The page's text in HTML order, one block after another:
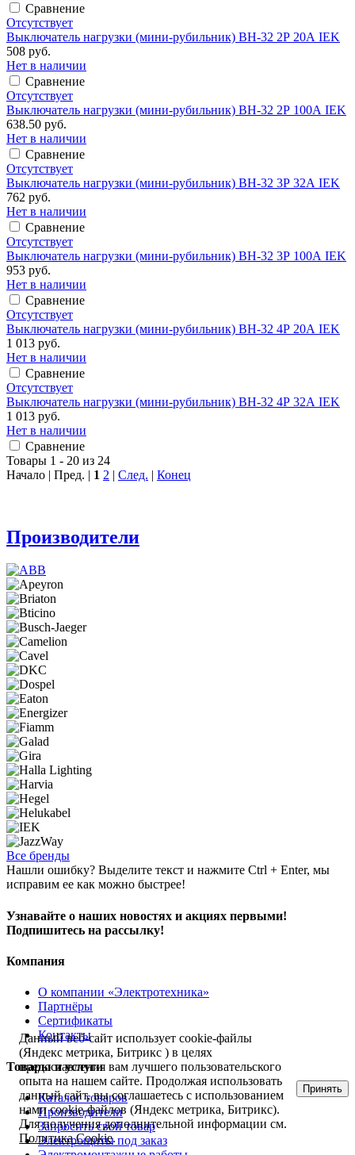
Сравнение
Отсутствует
Выключатель нагрузки (мини-рубильник) ВН-32 2Р 20А IEK
508 руб.
Нет в наличии
Сравнение
Отсутствует
Выключатель нагрузки (мини-рубильник) ВН-32 2Р 100А IEK
638.50 руб.
Нет в наличии
Сравнение
Отсутствует
Выключатель нагрузки (мини-рубильник) ВН-32 3Р 32А IEK
762 руб.
Нет в наличии
Сравнение
Отсутствует
Выключатель нагрузки (мини-рубильник) ВН-32 3Р 100А IEK
953 руб.
Нет в наличии
Сравнение
Отсутствует
Выключатель нагрузки (мини-рубильник) ВН-32 4Р 20А IEK
1 013 руб.
Нет в наличии
Сравнение
Отсутствует
Выключатель нагрузки (мини-рубильник) ВН-32 4Р 32А IEK
1 013 руб.
Нет в наличии
Сравнение
Товары 1 - 20 из 24
Начало | Пред. | 1 2 | След. | Конец
Производители
Все бренды
Нашли ошибку? Выделите текст и нажмите Ctrl + Enter, мы
исправим ее как можно быстрее!
Узнавайте о наших новостях и акциях первыми!
Подпишитесь на рассылку!
Компания
О компании «Электротехника»
Партнёры
Сертификаты
Контакты
Товары и услуги
Каталог товаров
Производители
Запросить свой товар
Электрощиты под заказ
Данный веб-сайт использует cookie-файлы
(Яндекс метрика, Битрикс ) в целях
предоставления вам лучшего пользовательского
опыта на нашем сайте. Продолжая использовать
данный сайт, вы соглашаетесь с использованием
нами cookie-файлов (Яндекс метрика, Битрикс).
Для получения дополнительной информации см.
Политика Cookie.
Принять